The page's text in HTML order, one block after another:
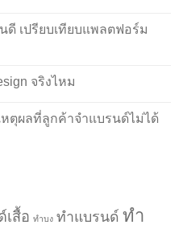
ดี เปรียบเทียบแพลตฟอร์ม
จริงไหม
หตุผลที่ลูกค้าจำแบรนด์ไม่ได้
เสื้อ ทำบง ทำแบรนด์ ทำ